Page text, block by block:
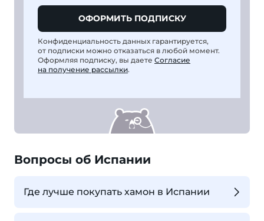
ОФОРМИТЬ ПОДПИСКУ
Конфиденциальность данных гарантируется,
от подписки можно отказаться в любой момент.
Оформляя подписку, вы даете Согласие
на получение рассылки.
Вопросы об Испании
Где лучше покупать хамон в Испании